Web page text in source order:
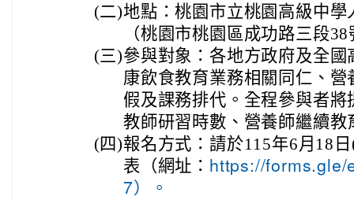
(二)地點：桃園市立桃園高級中
（桃園市桃園區成功路三段
(三)參與對象：各地方政府及全
康飲食教育業務相關同仁、
假及課務排代。全程參與者
教師研習時數、營養師繼續教
(四)報名方式：請於115年6月18
表（網址： https://forms.gle/
7）。